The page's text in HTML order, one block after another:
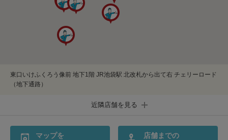
印鑑・はんこの作製
杖先の修理
店舗を探す
東口いけふくろう像前 地下1階 JR池袋駅 北改札から出て右 チェリーロード
（地下通路）
近隣店舗を見る
マップを
店舗までの